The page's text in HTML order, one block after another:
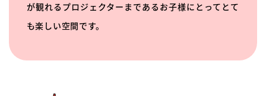
が観れるプロジェクターまであるお子様にとってとて
も楽しい空間です。